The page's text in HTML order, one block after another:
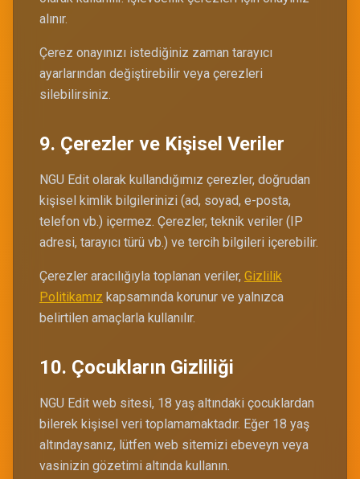
alınır.
Çerez onayınızı istediğiniz zaman tarayıcı
ayarlarından değiştirebilir veya çerezleri
silebilirsiniz.
9. Çerezler ve Kişisel Veriler
NGU Edit olarak kullandığımız çerezler, doğrudan
kişisel kimlik bilgilerinizi (ad, soyad, e-posta,
telefon vb.) içermez. Çerezler, teknik veriler (IP
adresi, tarayıcı türü vb.) ve tercih bilgileri içerebilir.
Çerezler aracılığıyla toplanan veriler, Gizlilik
Politikamız kapsamında korunur ve yalnızca
belirtilen amaçlarla kullanılır.
10. Çocukların Gizliliği
NGU Edit web sitesi, 18 yaş altındaki çocuklardan
bilerek kişisel veri toplamamaktadır. Eğer 18 yaş
altındaysanız, lütfen web sitemizi ebeveyn veya
vasinizin gözetimi altında kullanın.